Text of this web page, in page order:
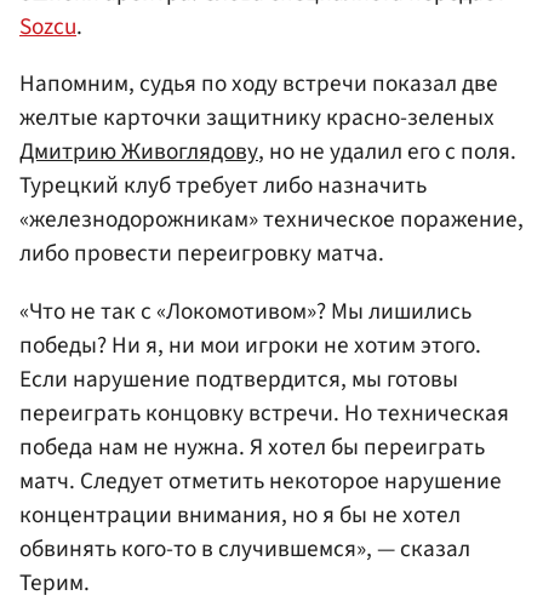
Sozcu.
Напомним, судья по ходу встречи показал две
желтые карточки защитнику красно-зеленых
Дмитрию Живоглядову, но не удалил его с поля.
Турецкий клуб требует либо назначить
«железнодорожникам» техническое поражение,
либо провести переигровку матча.
«Что не так с «Локомотивом»? Мы лишились
победы? Ни я, ни мои игроки не хотим этого.
Если нарушение подтвердится, мы готовы
переиграть концовку встречи. Но техническая
победа нам не нужна. Я хотел бы переиграть
матч. Следует отметить некоторое нарушение
концентрации внимания, но я бы не хотел
обвинять кого-то в случившемся», — сказал
Терим.